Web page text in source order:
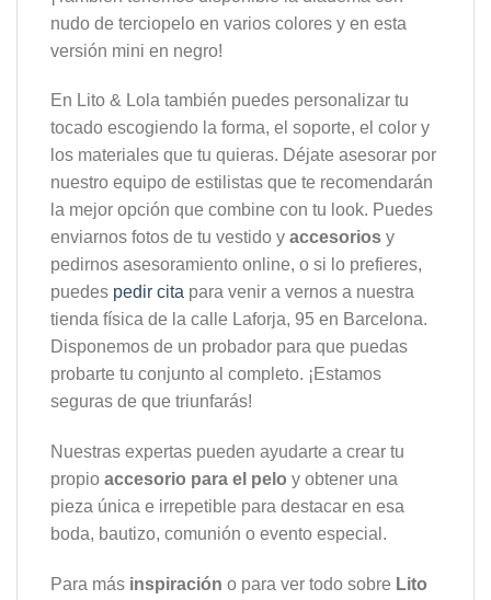
nudo de terciopelo en varios colores y en esta
versión mini en negro!
En Lito & Lola también puedes personalizar tu
tocado escogiendo la forma, el soporte, el color y
los materiales que tu quieras. Déjate asesorar por
nuestro equipo de estilistas que te recomendarán
la mejor opción que combine con tu look. Puedes
enviarnos fotos de tu vestido y accesorios y
pedirnos asesoramiento online, o si lo prefieres,
puedes pedir cita para venir a vernos a nuestra
tienda física de la calle Laforja, 95 en Barcelona.
Disponemos de un probador para que puedas
probarte tu conjunto al completo. ¡Estamos
seguras de que triunfarás!
Nuestras expertas pueden ayudarte a crear tu
propio accesorio para el pelo y obtener una
pieza única e irrepetible para destacar en esa
boda, bautizo, comunión o evento especial.
Para más inspiración o para ver todo sobre Lito